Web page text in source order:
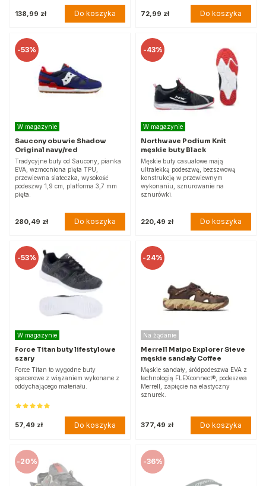
138,99 zł Do koszyka 72,99 zł Do koszyka
-53%
W magazynie
Saucony obuwie Shadow
Original navy/red
Tradycyjne buty od Saucony, pianka
EVA, wzmocniona pięta TPU,
przewiewna siateczka, wysokość
podeszwy 1,9 cm, platforma 3,7 mm
pięta.
280,49 zł Do koszyka
-43%
W magazynie
Northwave Podium Knit
męskie buty Black
Męskie buty casualowe mają
ultralekką podeszwę, bezszwową
konstrukcję w przewiewnym
wykonaniu, sznurowanie na
sznurówki.
220,49 zł Do koszyka
-53%
W magazynie
Force Titan buty lifestylowe
szary
Force Titan to wygodne buty
spacerowe z wiązaniem wykonane z
oddychającego materiału.
57,49 zł Do koszyka
-24%
Na żądanie
Merrell Maipo Explorer Sieve
męskie sandały Coffee
Męskie sandały, śródpodeszwa EVA z
technologią FLEXconnect®, podeszwa
Merrell, zapięcie na elastyczny
sznurek.
377,49 zł Do koszyka
-20% -36%